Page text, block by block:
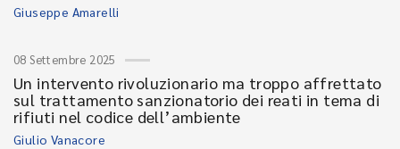
Giuseppe Amarelli
08 Settembre 2025
Un intervento rivoluzionario ma troppo affrettato
sul trattamento sanzionatorio dei reati in tema di
rifiuti nel codice dell’ambiente
Giulio Vanacore